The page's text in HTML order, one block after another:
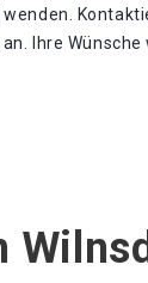
wenden.
Ihre